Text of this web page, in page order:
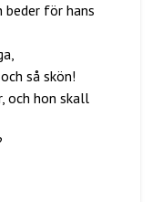
beder för hans
så skön!
och hon skall